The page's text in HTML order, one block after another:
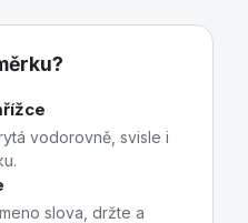
vodorovně, svisle i
slova, držte a